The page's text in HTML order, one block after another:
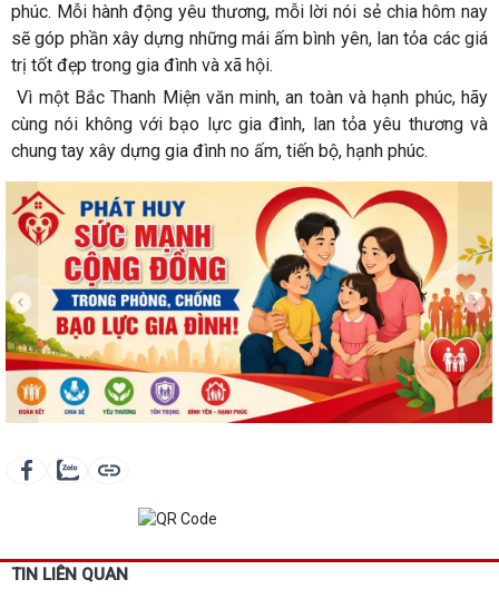
phúc. Mỗi hành động yêu thương, mỗi lời nói sẻ chia hôm nay
sẽ góp phần xây dựng những mái ấm bình yên, lan tỏa các giá
trị tốt đẹp trong gia đình và xã hội.
Vì một Bắc Thanh Miện văn minh, an toàn và hạnh phúc, hãy
cùng nói không với bạo lực gia đình, lan tỏa yêu thương và
chung tay xây dựng gia đình no ấm, tiến bộ, hạnh phúc.
TIN LIÊN QUAN